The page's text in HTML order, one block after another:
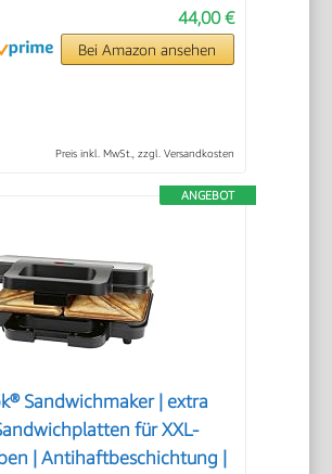
44,00 €
Bei Amazon ansehen
Preis inkl. MwSt., zzgl. Versandkosten
ANGEBOT
Sandwichmaker | extra
für XXL-
| Antihaftbeschichtung |